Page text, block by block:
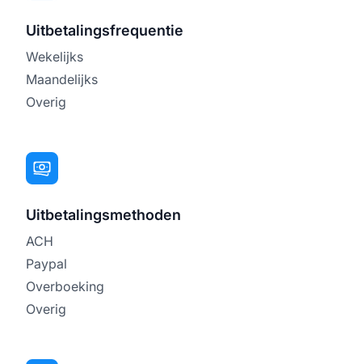
Uitbetalingsfrequentie
Wekelijks
Maandelijks
Overig
Uitbetalingsmethoden
ACH
Paypal
Overboeking
Overig